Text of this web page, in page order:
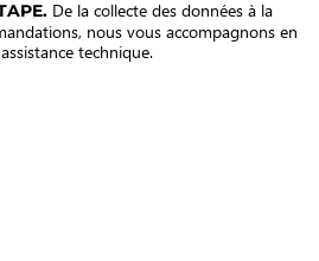
De la collecte des données à la
nous vous accompagnons en
technique.